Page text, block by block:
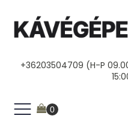
+36203504709 (H-P